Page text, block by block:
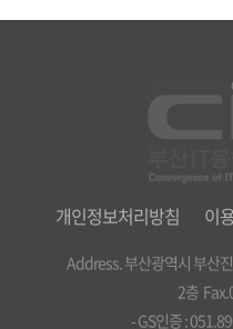
개인정보처리방침 이
Address. 부산광역시 부산
2층
- GS인증 :